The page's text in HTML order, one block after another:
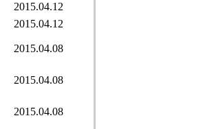
2015.04.12
2015.04.12
2015.04.08
2015.04.08
2015.04.08